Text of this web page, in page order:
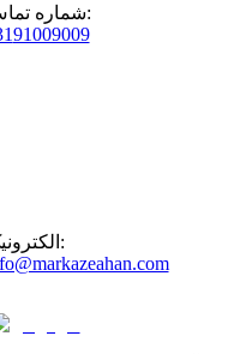
شماره:
91009009
: